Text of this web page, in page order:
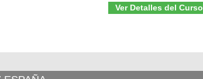
Ver Detalles del Curso